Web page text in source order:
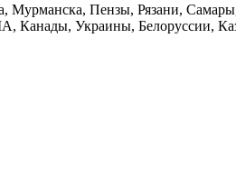
Мурманска, Пензы, Рязани,
Канады, Украины, Белоруссии,